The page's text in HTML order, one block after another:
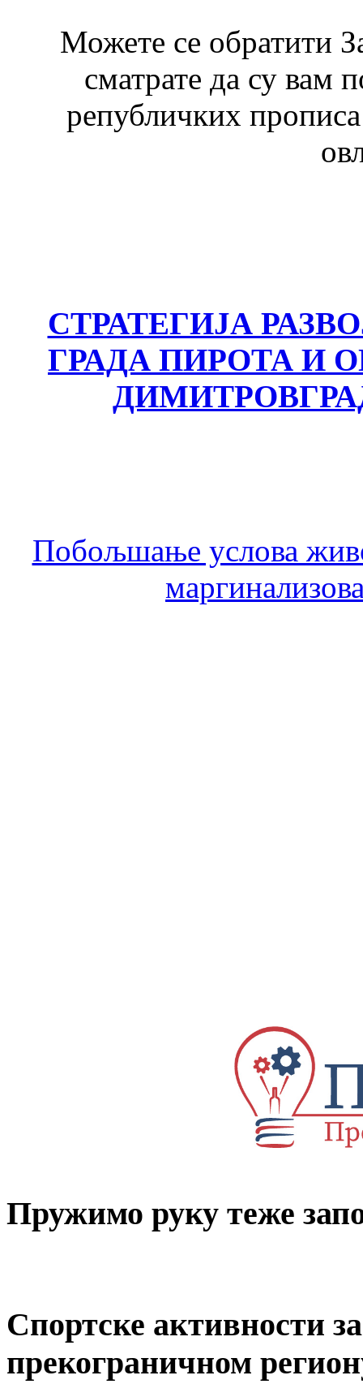
Можете се обратити
сматрате да су вам
републичких
СТРАТЕГИЈА
ГРАДА ПИРОТА И
Побољшање услова
Пружимо руку теже
Спортске активности
прекограничном